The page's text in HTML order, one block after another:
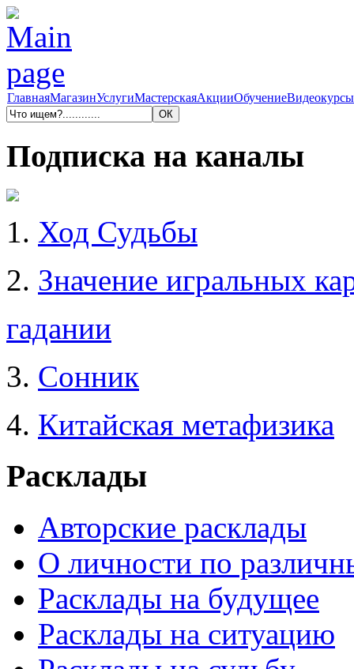
ГлавнаяМагазинУслугиМастерскаяАкцииОбучениеВидеокурсы
Подписка на каналы
1. Ход Судьбы
2. Значение игральных
гадании
3. Сонник
4. Китайская метафизика
Расклады
Авторские расклады
О личности по
Расклады на будущее
Расклады на ситуацию